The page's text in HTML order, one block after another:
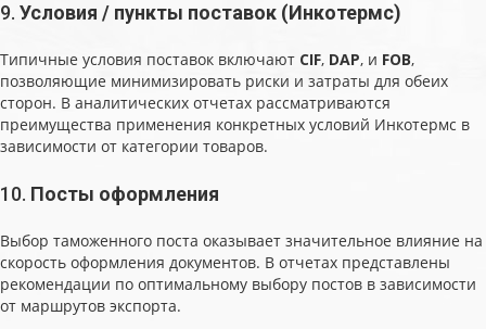
9. Условия / пункты поставок (Инкотермс)
Типичные условия поставок включают CIF, DAP, и FOB,
позволяющие минимизировать риски и затраты для обеих
сторон. В аналитических отчетах рассматриваются
преимущества применения конкретных условий Инкотермс в
зависимости от категории товаров.
10. Посты оформления
Выбор таможенного поста оказывает значительное влияние на
скорость оформления документов. В отчетах представлены
рекомендации по оптимальному выбору постов в зависимости
от маршрутов экспорта.